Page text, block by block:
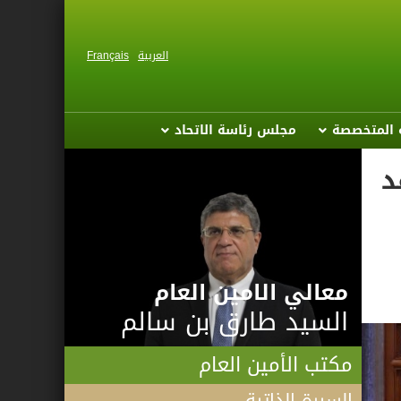
العربية Français
المتخصصة مجلس رئاسة الاتحاد
معالي الامين العام
السيد طارق بن سالم
مكتب الأمين العام